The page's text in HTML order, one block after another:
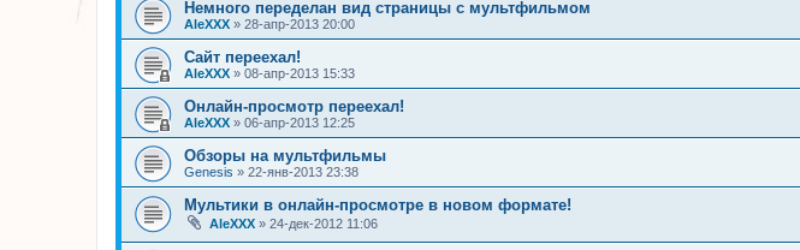
Немного переделан вид страницы с мультфильмом
AleXXX » 28-апр-2013 20:00
Сайт переехал!
AleXXX » 08-апр-2013 15:33
Онлайн-просмотр переехал!
AleXXX » 06-апр-2013 12:25
Обзоры на мультфильмы
Genesis » 22-янв-2013 23:38
Мультики в онлайн-просмотре в новом формате!
AleXXX » 24-дек-2012 11:06